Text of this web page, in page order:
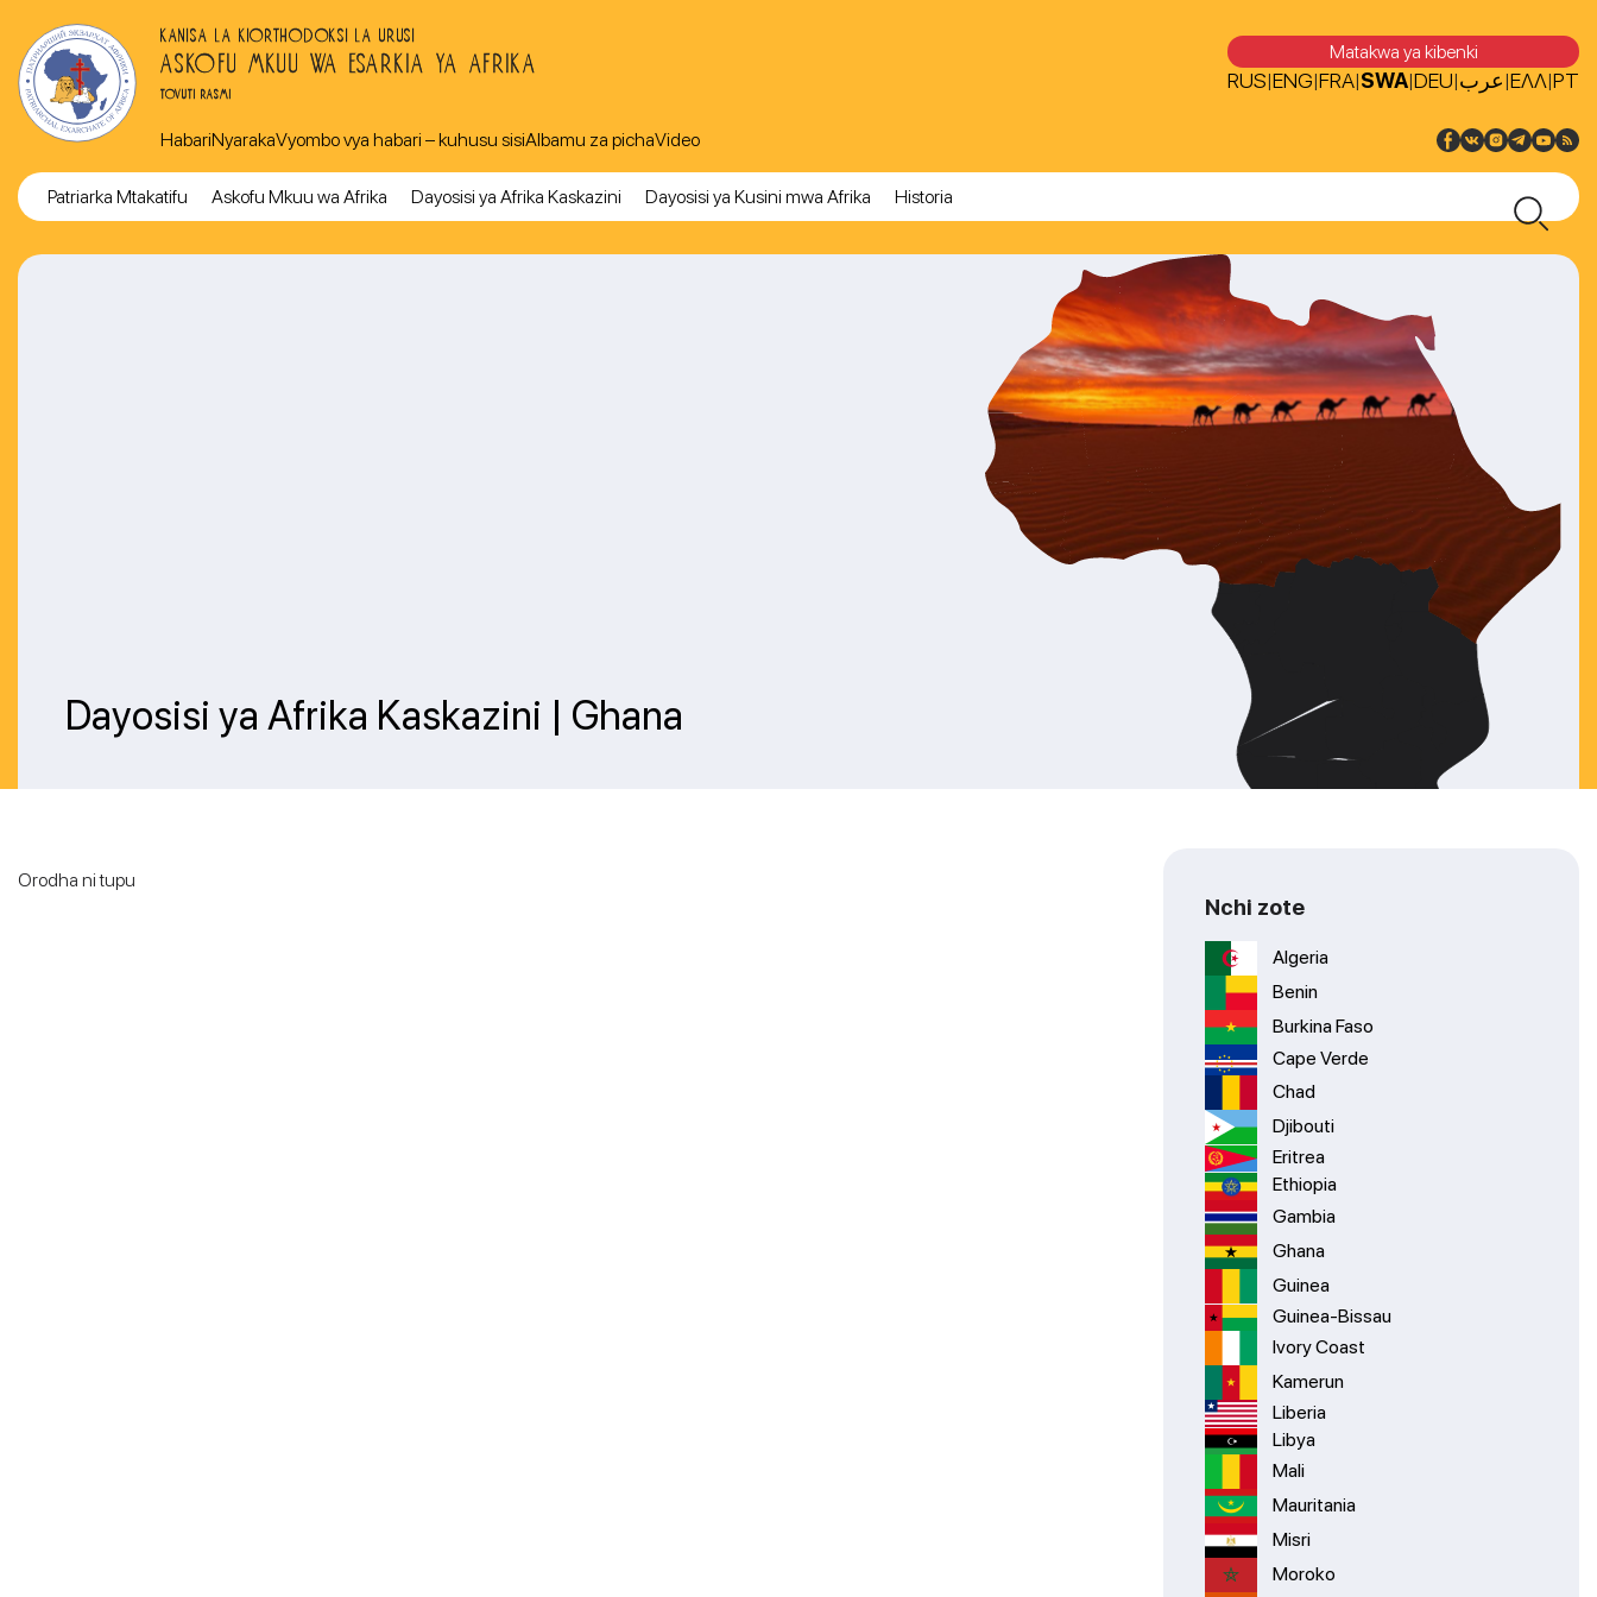
KANISA LA KIORTHODOKSI LA URUSI
ASKOFU MKUU WA ESARKIA YA AFRIKA
TOVUTI RASMI
Matakwa ya kibenki
RUS|ENG|FRA|SWA|DEU|عرب|ΕΛΛ|PT
HabariNyarakaVyombo vya habari – kuhusu sisiAlbamu za pichaVideo
Patriarka Mtakatifu Askofu Mkuu wa Afrika Dayosisi ya Afrika Kaskazini Dayosisi ya Kusini mwa Afrika Historia
Dayosisi ya Afrika Kaskazini | Ghana
Orodha ni tupu
Nchi zote
Algeria
Benin
Burkina Faso
Cape Verde
Chad
Djibouti
Eritrea
Ethiopia
Gambia
Ghana
Guinea
Guinea-Bissau
Ivory Coast
Kamerun
Liberia
Libya
Mali
Mauritania
Misri
Moroko